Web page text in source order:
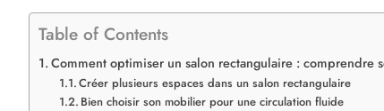
Table of Contents
Comment optimiser un salon rectangulaire : comprendre
Créer plusieurs espaces dans un salon rectangulaire
Bien choisir son mobilier pour une circulation fluide